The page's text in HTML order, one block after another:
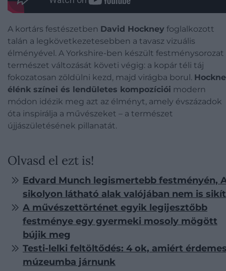
A kortárs festészetben David Hockney foglalkozott
talán a legkövetkezetesebben a tavasz vizuális
élményével. A Yorkshire-ben készült festménysorozat
természet változását követi végig: a kopár téli táj
fokozatosan zöldülni kezd, majd virágba borul.
élénk színei és lendületes kompozíciói modern
módon idézik meg azt az élményt, amely évszázadok
óta inspirálja a művészeket – a természet
újjászületésének pillanatát.
Olvasd el ezt is!
Edvard Munch legismertebb festményén,
sikolyon látható alak valójában nem is sikít
A művészettörténet egyik legijesztőbb
festménye egy gyermeki mosoly mögött
bújik meg
Testi-lelki feltöltődés: 4 ok, amiért
múzeumba járnunk